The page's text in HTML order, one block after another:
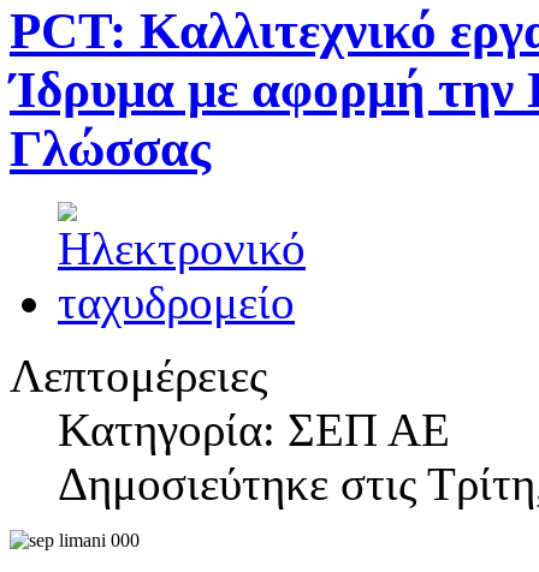
PCT: Kαλλιτεχνικό
Ίδρυμα με αφορμή την
Γλώσσας
Λεπτομέρειες
Κατηγορία: ΣΕΠ ΑΕ
Δημοσιεύτηκε στις